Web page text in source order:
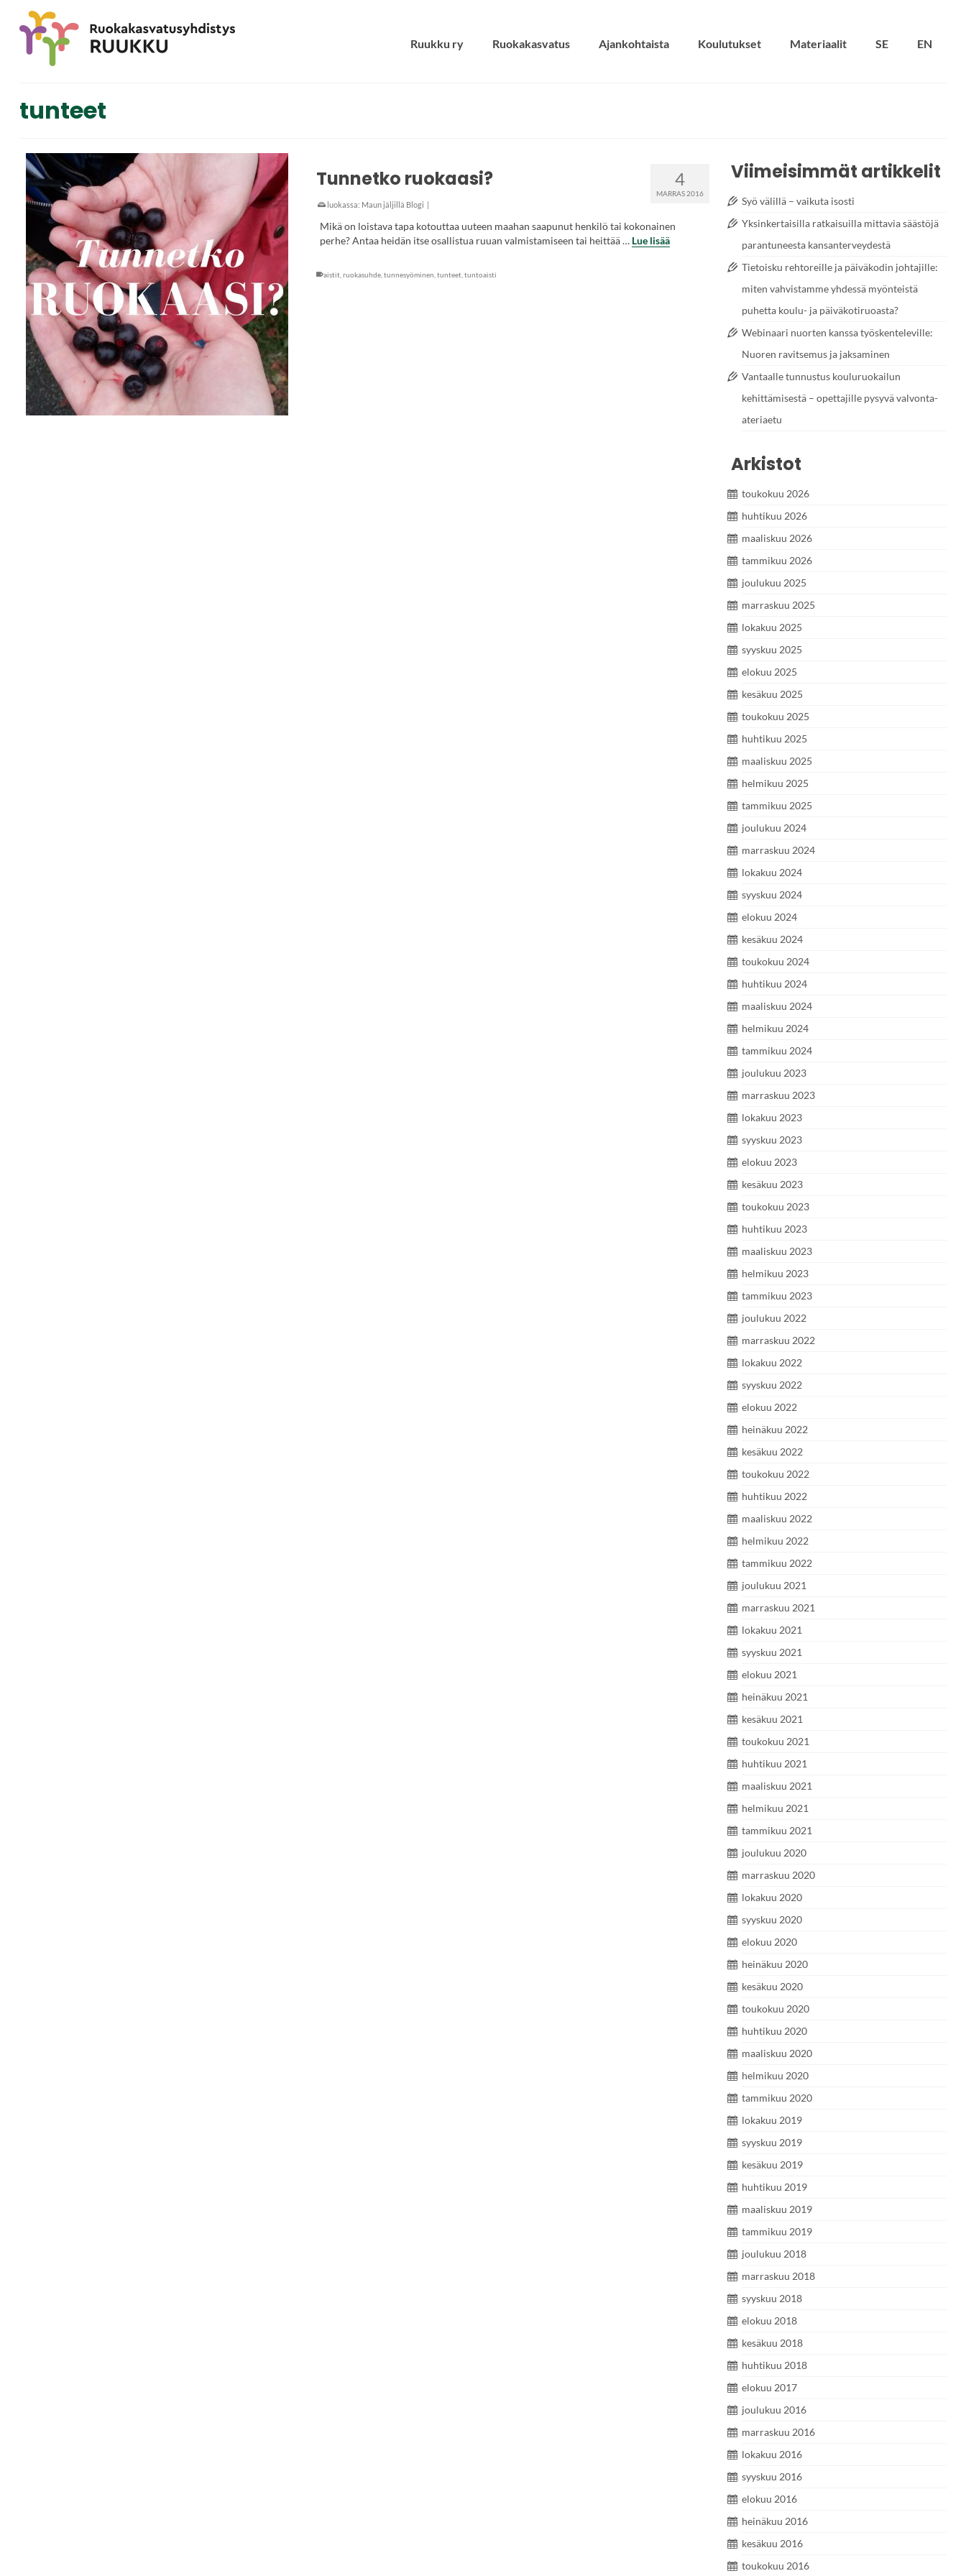
Ruukku ry Ruokakasvatus Ajankohtaista Koulutukset Materiaalit SE EN
tunteet
4
MARRAS 2016
Tunnetko ruokaasi?
luokassa: Maun jäljillä Blogi |
Mikä on loistava tapa kotouttaa uuteen maahan saapunut henkilö tai kokonainen
perhe? Antaa heidän itse osallistua ruuan valmistamiseen tai heittää … Lue lisää
aistit, ruokasuhde, tunnesyöminen tunteet, tuntoaisti
Viimeisimmät artikkelit
Syö välillä – vaikuta isosti
Yksinkertaisilla ratkaisuilla mittavia säästöjä
parantuneesta kansanterveydestä
Tietoisku rehtoreille ja päiväkodin johtajille:
miten vahvistamme yhdessä myönteistä
puhetta koulu- ja päiväkotiruoasta?
Webinaari nuorten kanssa työskenteleville:
Nuoren ravitsemus ja jaksaminen
Vantaalle tunnustus kouluruokailun
kehittämisestä – opettajille pysyvä valvonta-
ateriaetu
Arkistot
toukokuu 2026
huhtikuu 2026
maaliskuu 2026
tammikuu 2026
joulukuu 2025
marraskuu 2025
lokakuu 2025
syyskuu 2025
elokuu 2025
kesäkuu 2025
toukokuu 2025
huhtikuu 2025
maaliskuu 2025
helmikuu 2025
tammikuu 2025
joulukuu 2024
marraskuu 2024
lokakuu 2024
syyskuu 2024
elokuu 2024
kesäkuu 2024
toukokuu 2024
huhtikuu 2024
maaliskuu 2024
helmikuu 2024
tammikuu 2024
joulukuu 2023
marraskuu 2023
lokakuu 2023
syyskuu 2023
elokuu 2023
kesäkuu 2023
toukokuu 2023
huhtikuu 2023
maaliskuu 2023
helmikuu 2023
tammikuu 2023
joulukuu 2022
marraskuu 2022
lokakuu 2022
syyskuu 2022
elokuu 2022
heinäkuu 2022
kesäkuu 2022
toukokuu 2022
huhtikuu 2022
maaliskuu 2022
helmikuu 2022
tammikuu 2022
joulukuu 2021
marraskuu 2021
lokakuu 2021
syyskuu 2021
elokuu 2021
heinäkuu 2021
kesäkuu 2021
toukokuu 2021
huhtikuu 2021
maaliskuu 2021
helmikuu 2021
tammikuu 2021
joulukuu 2020
marraskuu 2020
lokakuu 2020
syyskuu 2020
elokuu 2020
heinäkuu 2020
kesäkuu 2020
toukokuu 2020
huhtikuu 2020
maaliskuu 2020
helmikuu 2020
tammikuu 2020
lokakuu 2019
syyskuu 2019
kesäkuu 2019
huhtikuu 2019
maaliskuu 2019
tammikuu 2019
joulukuu 2018
marraskuu 2018
syyskuu 2018
elokuu 2018
kesäkuu 2018
huhtikuu 2018
elokuu 2017
joulukuu 2016
marraskuu 2016
lokakuu 2016
syyskuu 2016
elokuu 2016
heinäkuu 2016
kesäkuu 2016
toukokuu 2016